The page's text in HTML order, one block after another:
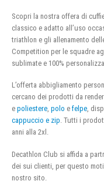
Scopri la nostra offera di
classico e adatto all’uso
triathlon e gli allenamento
Competition per le squadre
sublimate e 100%
L’offerta abbigliamento
cercano dei prodotti da
e poliestere, polo e felpe,
cappuccio e zip. Tutti i
anni alla 2xl.
Decathlon Club si affida a
dei sui clienti, per questo
nostro sito.